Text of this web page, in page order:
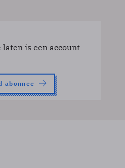
laten is een account
abonnee